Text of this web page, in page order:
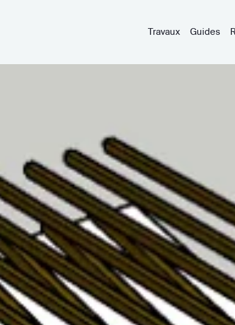
Travaux Guides